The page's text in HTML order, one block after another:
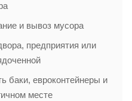
и вывоз мусора
предприятия или
баки, евроконтейнеры и
месте